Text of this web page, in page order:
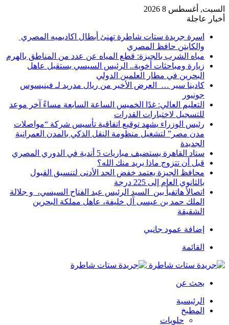
السبت, أغسطس 8 2026
أخبار عاجلة
اسرة جريدة ستات شاطرة تهنئ أبطال اكاديميه المصري
والكابتن حافظ المصري
مياه الشرب بالجيزة: قطع المياه عن عدد من المناطق بالهرم
زيارة ومباحثات أخوية.. الرئيس السيسي يستقبل عاهل
البحرين في مطار العلمين الدولي
كادينا سير … العرض الأخير من ريال مدريد لـ فينيسوس
جونيور
التعليم العالي: غدًا الخميس الساعة السابعة مساءً آخر موعد
للتسجيل لاختبارات القدرات
رئيس الوزراء يشهد توقيع اتفاقية تأسيس شركة “مواصلات
مدن مصر” لتشغيل منظومة النقل الذكي بالمدن العمرانية
الجديدة
ستاد القاهرة يستضيف مباريات 5 أندية في الدوري المصري
قبل أن تتزوج ماذا يريد منك الله؟
محافظ الجيزة يعتمد خفض الحد الأدنى لتنسيق القبول
بالثانوي العام إلى 225 درجة
اتصالأ هاتفيأ بين السيد الرئيس عبد الفتاح السيسي، و جلالة
الملك حمد بن عيسى آل خليفة، عاهل مملكة البحرين
الشقيقة
إضافة عمود جانبي
القائمة
بحث عن
الرئيسية
المطبخ
حلويات